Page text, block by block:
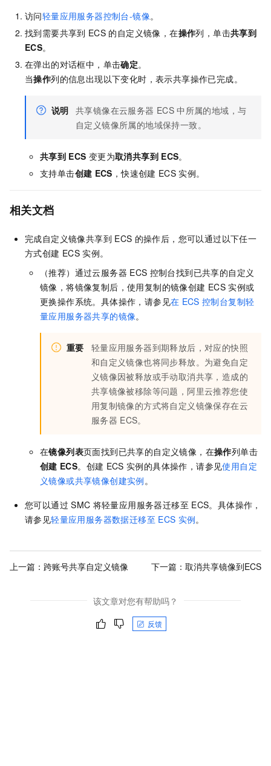
访问轻量应用服务器控制台-镜像。
找到需要共享到 ECS 的自定义镜像，在操作列，单击共享到
ECS。
在弹出的对话框中，单击确定。
当操作列的信息出现以下变化时，表示共享操作已完成。
说明 共享镜像在云服务器 ECS 中所属的地域，与
自定义镜像所属的地域保持一致。
共享到 ECS 变更为取消共享到 ECS。
支持单击创建 ECS ，快速创建 ECS 实例。
相关文档
完成自定义镜像共享到 ECS 的操作后，您可以通过以下任一
方式创建 ECS 实例。
（推荐）通过云服务器 ECS 控制台找到已共享的自定义
镜像，将镜像复制后，使用复制的镜像创建 ECS 实例或
更换操作系统。具体操作，请参见在 ECS 控制台复制轻
量应用服务器共享的镜像。
重要
轻量应用服务器到期释放后，对应的快照
和自定义镜像也将同步释放。为避免自定
义镜像因被释放或手动取消共享，造成的
共享镜像被移除等问题，阿里云推荐您使
用复制镜像的方式将自定义镜像保存在云
服务器 ECS。
在镜像列表页面找到已共享的自定义镜像，在操作列单击
创建 ECS。创建 ECS 实例的具体操作，请参见使用自定
义镜像或共享镜像创建实例 。
您可以通过 SMC 将轻量应用服务器迁移至 ECS。具体操作，
请参见轻量应用服务器数据迁移至 ECS 实例。
上一篇： 跨账号共享自定义镜像 下一篇： 取消共享镜像到ECS
该文章对您有帮助吗？
反馈